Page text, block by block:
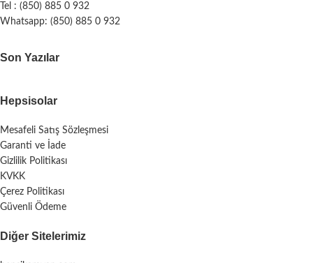
Tel : (850) 885 0 932
Whatsapp: (850) 885 0 932
Son Yazılar
Hepsisolar
Mesafeli Satış Sözleşmesi
Garanti ve İade
Gizlilik Politikası
KVKK
Çerez Politikası
Güvenli Ödeme
Diğer Sitelerimiz